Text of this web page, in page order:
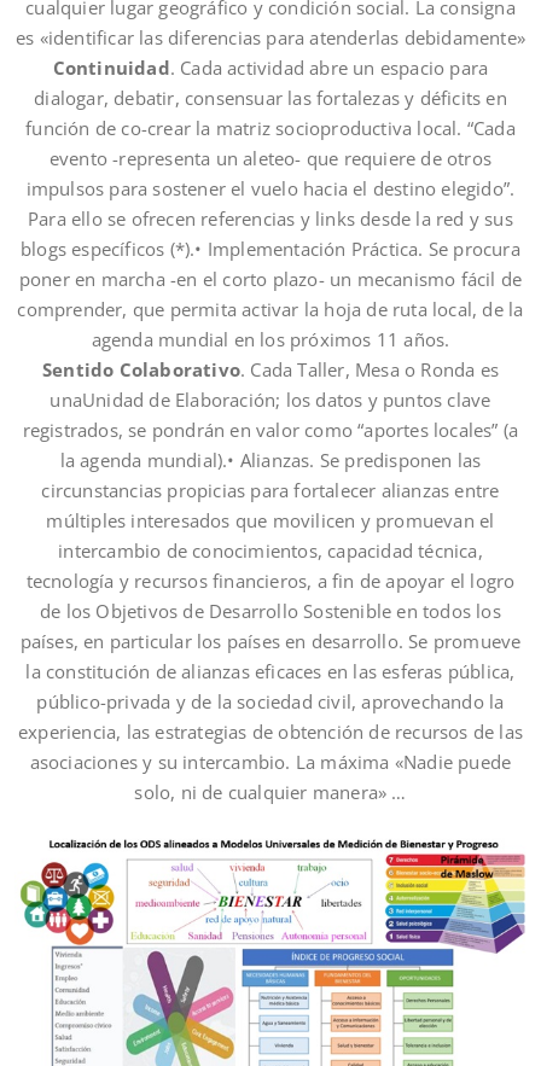
cualquier lugar geográfico y condición social. La consigna
es «identificar las diferencias para atenderlas debidamente»
Continuidad. Cada actividad abre un espacio para
dialogar, debatir, consensuar las fortalezas y déficits en
función de co-crear la matriz socioproductiva local. “Cada
evento -representa un aleteo- que requiere de otros
impulsos para sostener el vuelo hacia el destino elegido”.
Para ello se ofrecen referencias y links desde la red y sus
blogs específicos (*).• Implementación Práctica. Se procura
poner en marcha -en el corto plazo- un mecanismo fácil de
comprender, que permita activar la hoja de ruta local, de la
agenda mundial en los próximos 11 años.
Sentido Colaborativo. Cada Taller, Mesa o Ronda es
unaUnidad de Elaboración; los datos y puntos clave
registrados, se pondrán en valor como “aportes locales” (a
la agenda mundial).• Alianzas. Se predisponen las
circunstancias propicias para fortalecer alianzas entre
múltiples interesados que movilicen y promuevan el
intercambio de conocimientos, capacidad técnica,
tecnología y recursos financieros, a fin de apoyar el logro
de los Objetivos de Desarrollo Sostenible en todos los
países, en particular los países en desarrollo. Se promueve
la constitución de alianzas eficaces en las esferas pública,
público-privada y de la sociedad civil, aprovechando la
experiencia, las estrategias de obtención de recursos de las
asociaciones y su intercambio. La máxima «Nadie puede
solo, ni de cualquier manera» …